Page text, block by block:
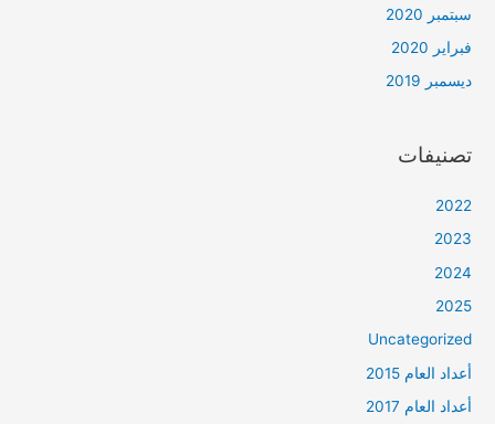
سبتمبر 2020
فبراير 2020
ديسمبر 2019
تصنيفات
2022
2023
2024
2025
Uncategorized
أعداد العام 2015
أعداد العام 2017